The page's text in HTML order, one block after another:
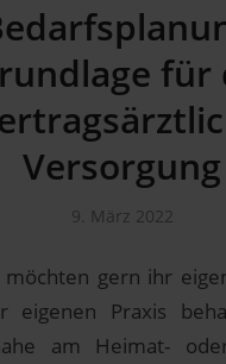
für
Versorgung
9. März 2022
möchten gern ihr
eigenen Praxis
am Heimat-